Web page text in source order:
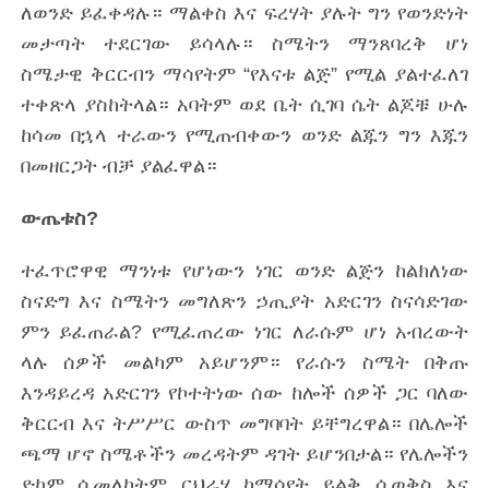
ለወንድ ይፈቀዳሉ። ማልቀስ እና ፍረሃት ያሉት ግን የወንድነት
መታጣት ተደርገው ይሳላሉ። ስሜትን ማንጸባረቅ ሆነ
ስሜታዊ ቅርርብን ማሳየትም “የእናቱ ልጅ” የሚል ያልተፈለገ
ተቀጽላ ያስከትላል። አባትም ወደ ቤት ሲገባ ሴት ልጆቹ ሁሉ
ከሳመ በኋላ ተራውን የሚጠብቀውን ወንድ ልጁን ግን እጁን
በመዘርጋት ብቻ ያልፈዋል።
ውጤቱስ?
ተፈጥሮዋዊ ማንነቱ የሆነውን ነገር ወንድ ልጅን ከልክለነው
ስናድግ እና ስሜትን መግለጽን ኃጢያት አድርገን ስናሳድገው
ምን ይፈጠራል? የሚፈጠረው ነገር ለራሱም ሆነ አብረውት
ላሉ ሰዎች መልካም አይሆንም። የራሱን ስሜት በቅጡ
እንዳይረዳ አድርገን የኮተትነው ሰው ከሎች ሰዎች ጋር ባለው
ቅርርብ እና ትሥሥር ውስጥ መግባባት ይቸግረዋል። በሌሎች
ጫማ ሆኖ ስሜቶችን መረዳትም ዳገት ይሆንበታል። የሌሎችን